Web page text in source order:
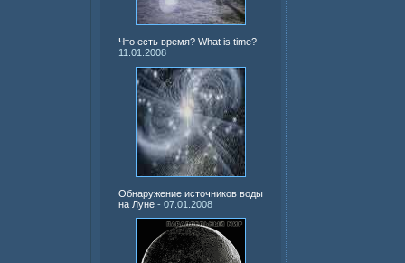
Что есть время? What is time? -
11.01.2008
Обнаружение источников воды
на Луне - 07.01.2008